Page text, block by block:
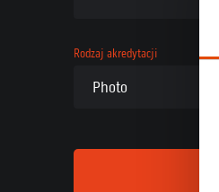
Rodzaj akredytacji